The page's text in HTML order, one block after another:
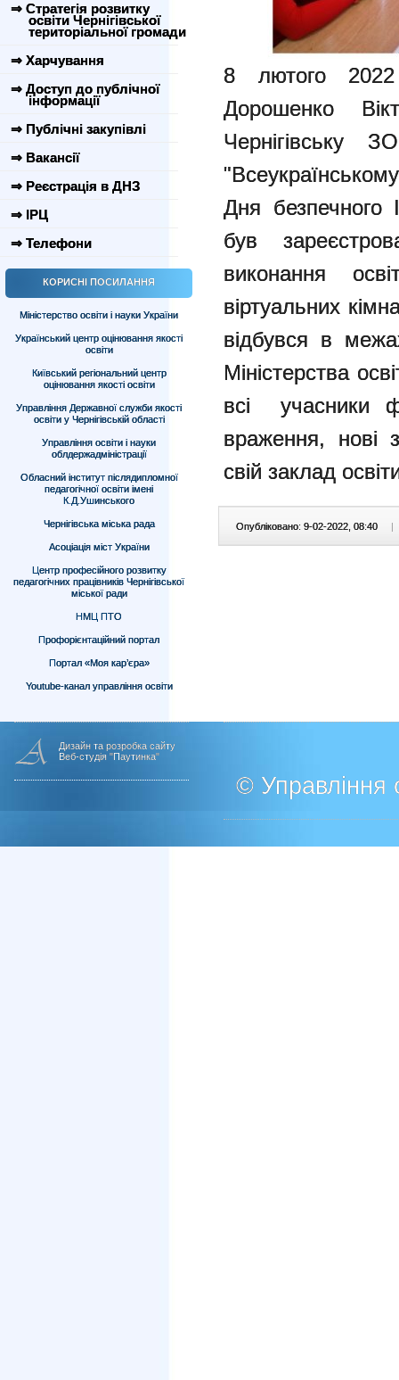
⇒ Стратегія розвитку
освіти Чернігівської
територіальної громади
⇒ Харчування
⇒ Доступ до публічної
інформації
⇒ Публічні закупівлі
⇒ Вакансії
⇒ Реєстрація в ДНЗ
⇒ ІРЦ
⇒ Телефони
КОРИСНІ ПОСИЛАННЯ
Міністерство освіти і науки України
Український центр оцінювання якості
освіти
Київський регіональний центр
оцінювання якості освіти
Управління Державної служби якості
освіти у Чернігівській області
Управління освіти і науки
облдержадміністрації
Обласний інститут післядипломної
педагогічної освіти імені
К.Д.Ушинського
Чернігівська міська рада
Асоціація міст України
Центр професійного розвитку
педагогічних працівників Чернігівської
міської ради
НМЦ ПТО
Профорієнтаційний портал
Портал «Моя кар’єра»
Youtube-канал управління освіти
8 лютого 2022
Дорошенко
Дня безпечного
був
виконання
віртуальних
відбувся в
Міністерства
всі учасники
враження, нові
свій заклад
Опубліковано: 9-02-2022, 08:40 |
Дизайн та розробка сайту
Веб-студія "Паутинка"
© Управління